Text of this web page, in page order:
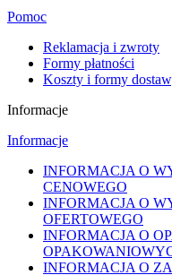
Pomoc
Reklamacja i zwroty
Formy płatności
Koszty i formy
Informacje
Informacje
INFORMACJA O
CENOWEGO
INFORMACJA O
OFERTOWEGO
INFORMACJA O
INFORMACJA O